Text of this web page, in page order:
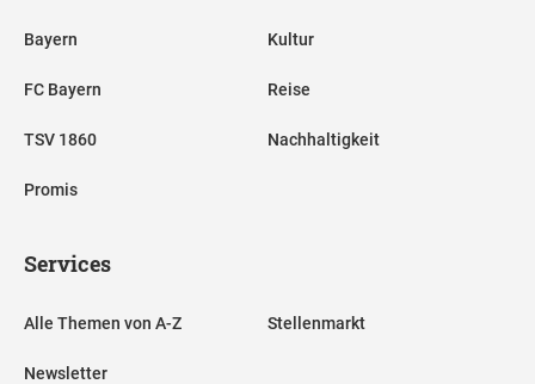
Bayern
FC Bayern
TSV 1860
Promis
Kultur
Reise
Nachhaltigkeit
Services
Alle Themen von A-Z
Newsletter
Stellenmarkt